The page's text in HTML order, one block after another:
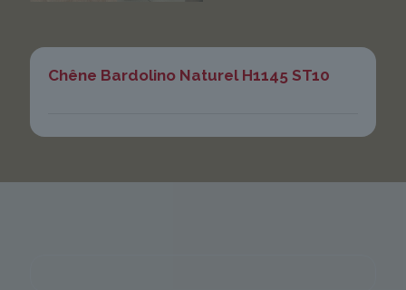
Chêne Bardolino Naturel H1145 ST10